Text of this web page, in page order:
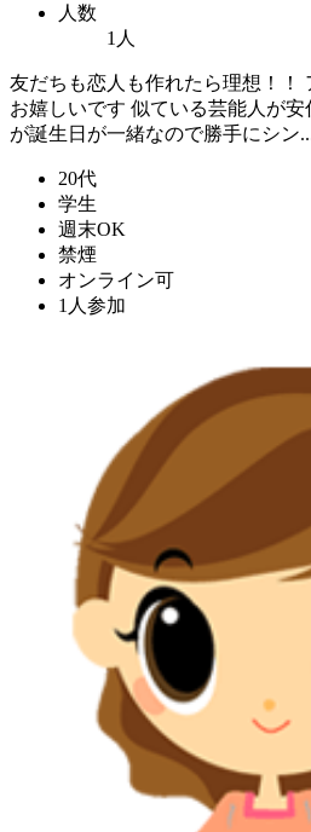
人数
1人
友だちも恋人も作れたら理想！！
お嬉しいです 似ている芸能人が
が誕生日が一緒なので勝手にシン
20代
学生
週末OK
禁煙
オンライン可
1人参加